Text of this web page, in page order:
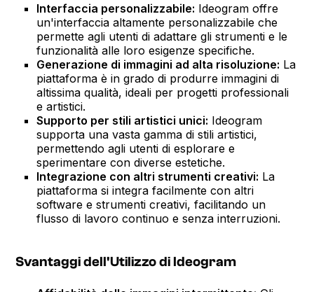
Interfaccia personalizzabile: Ideogram offre
un'interfaccia altamente personalizzabile che
permette agli utenti di adattare gli strumenti e le
funzionalità alle loro esigenze specifiche.
Generazione di immagini ad alta risoluzione: La
piattaforma è in grado di produrre immagini di
altissima qualità, ideali per progetti professionali
e artistici.
Supporto per stili artistici unici: Ideogram
supporta una vasta gamma di stili artistici,
permettendo agli utenti di esplorare e
sperimentare con diverse estetiche.
Integrazione con altri strumenti creativi: La
piattaforma si integra facilmente con altri
software e strumenti creativi, facilitando un
flusso di lavoro continuo e senza interruzioni.
Svantaggi dell'Utilizzo di Ideogram